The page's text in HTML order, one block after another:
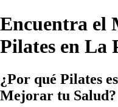
Encuentra el
Pilates en La
¿Por qué Pilates
Mejorar tu Salud?